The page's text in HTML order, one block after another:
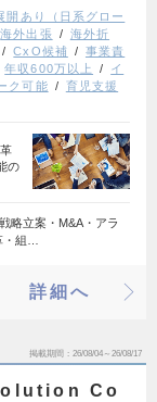
開あり（日系グロー
海外出張
海外折
CxO候補
事業責
年収600万以上
イ
ク可能
育児支援
の
略立案・M&A・アラ
・組…
詳細へ
掲載期間 26/08/04～26/08/17
Co